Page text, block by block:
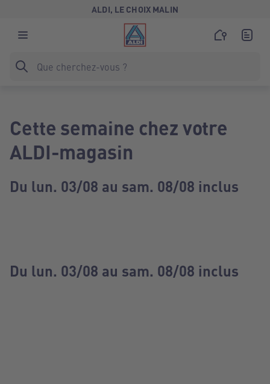
ALDI, LE CHOIX MALIN
Cette semaine chez votre
ALDI-magasin
Du lun. 03/08 au sam. 08/08 inclus
Du lun. 03/08 au sam. 08/08 inclus